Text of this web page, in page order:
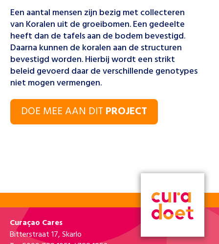
Een aantal mensen zijn bezig met collecteren
van Koralen uit de groeibomen. Een gedeelte
heeft dan de tafels aan de bodem bevestigd.
Daarna kunnen de koralen aan de structuren
bevestigd worden. Hierbij wordt een strikt
beleid gevoerd daar de verschillende genotypes
niet mogen vermengen.
DOE MEE AAN DIT PROJECT
Curaçao Cares
Bitterstraat 17, Skarlo